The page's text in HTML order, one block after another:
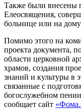
Также были внесены
Елеосвящения,
больнице или на
Помимо этого на
проекта документа,
области церковной
храмов, создания
знаний и культуры в
связанные с
богослужебном
сообщает сайт